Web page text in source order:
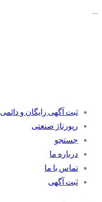
…
ثبت آگهی رایگان و دائمی
رپورتاژ صنعتی
جستجو
درباره ما
تماس با ما
ثبت آگهی